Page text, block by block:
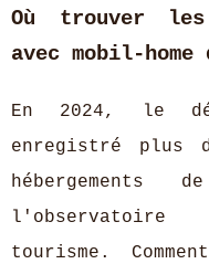
Où trouver les
avec mobil-
En 2024, le
enregistré plus
tourisme.